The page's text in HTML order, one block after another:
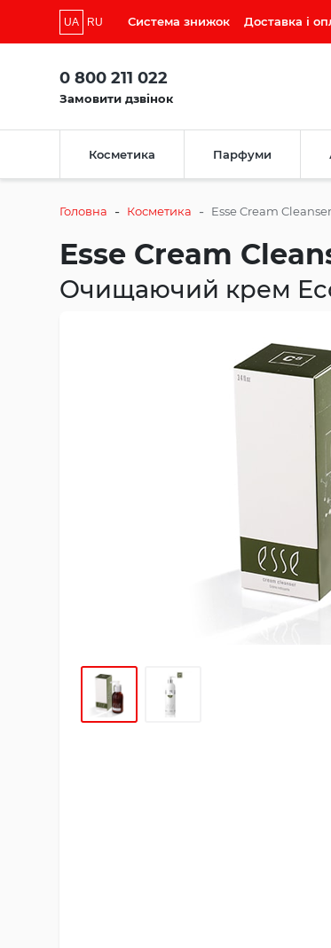
UA RU Система знижок Доставка і
0 800 211 022
Замовити дзвінок
Косметика Парфуми
Головна - Косметика - Esse Cream
Esse Cream
Очищаючий крем